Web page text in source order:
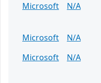
Microsoft
N/A
Microsoft
N/A
Microsoft
N/A